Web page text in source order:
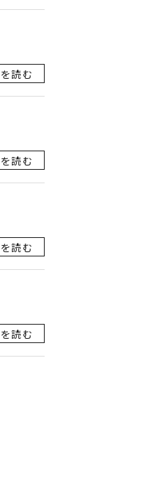
読む
読む
読む
読む